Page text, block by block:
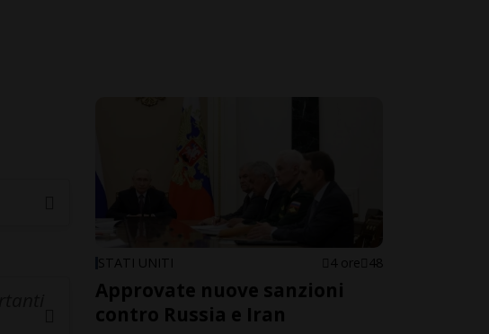
STATI UNITI 4 ore 48
Approvate nuove sanzioni
contro Russia e Iran